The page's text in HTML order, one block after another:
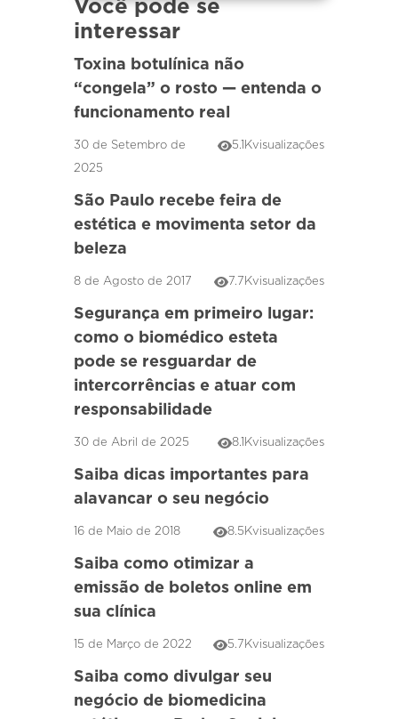
Você pode se
interessar
Toxina botulínica não
“congela” o rosto — entenda o
funcionamento real
30 de Setembro de
2025
5.1Kvisualizações
São Paulo recebe feira de
estética e movimenta setor da
beleza
8 de Agosto de 2017 7.7Kvisualizações
Segurança em primeiro lugar:
como o biomédico esteta
pode se resguardar de
intercorrências e atuar com
responsabilidade
30 de Abril de 2025 8.1Kvisualizações
Saiba dicas importantes para
alavancar o seu negócio
16 de Maio de 2018 8.5Kvisualizações
Saiba como otimizar a
emissão de boletos online em
sua clínica
15 de Março de 2022 5.7Kvisualizações
Saiba como divulgar seu
negócio de biomedicina